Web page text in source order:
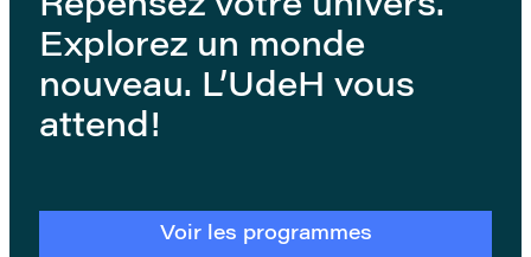
Repensez votre univers.
Explorez un monde
nouveau. L’UdeH vous
attend!
Voir les programmes